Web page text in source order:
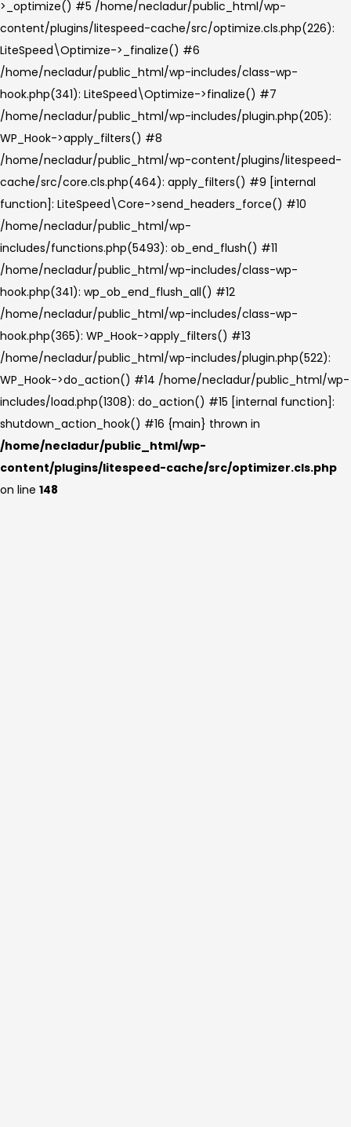
>_optimize() #5 /home/necladur/public_html/wp-
content/plugins/litespeed-cache/src/optimize.cls.php(226):
LiteSpeed\Optimize->_finalize() #6
/home/necladur/public_html/wp-includes/class-wp-
hook.php(341): LiteSpeed\Optimize->finalize() #7
/home/necladur/public_html/wp-includes/plugin.php(205):
WP_Hook->apply_filters() #8
/home/necladur/public_html/wp-content/plugins/litespeed-
cache/src/core.cls.php(464): apply_filters() #9 [internal
function]: LiteSpeed\Core->send_headers_force() #10
/home/necladur/public_html/wp-
includes/functions.php(5493): ob_end_flush() #11
/home/necladur/public_html/wp-includes/class-wp-
hook.php(341): wp_ob_end_flush_all() #12
/home/necladur/public_html/wp-includes/class-wp-
hook.php(365): WP_Hook->apply_filters() #13
/home/necladur/public_html/wp-includes/plugin.php(522):
WP_Hook->do_action() #14 /home/necladur/public_html/wp-
includes/load.php(1308): do_action() #15 [internal function]:
shutdown_action_hook() #16 {main} thrown in
/home/necladur/public_html/wp-
content/plugins/litespeed-cache/src/optimizer.cls.php
on line 148